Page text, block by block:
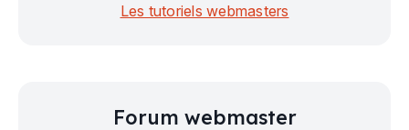
Les tutoriels webmasters
Forum webmaster